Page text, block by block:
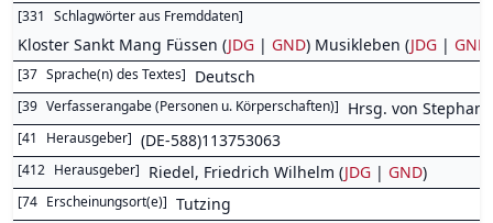
[331 Schlagwörter aus Fremddaten]
Kloster Sankt Mang Füssen (JDG | GND) Musikleben (JDG | GND
[37 Sprache(n) des Textes] Deutsch
[39 Verfasserangabe (Personen u. Körperschaften)] Hrsg. von Stephan
[41 Herausgeber] (DE-588)113753063
[412 Herausgeber] Riedel, Friedrich Wilhelm (JDG | GND)
[74 Erscheinungsort(e)] Tutzing